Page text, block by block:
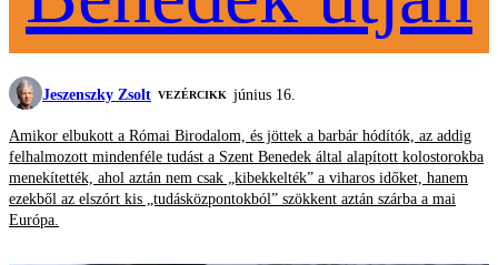
Jeszenszky Zsolt VEZÉRCIKK június 16.
Amikor elbukott a Római Birodalom, és jöttek a barbár hódítók, az addig
felhalmozott mindenféle tudást a Szent Benedek által alapított kolostorokba
menekítették, ahol aztán nem csak „kibekkelték” a viharos időket, hanem
ezekből az elszórt kis „tudásközpontokból” szökkent aztán szárba a mai
Európa.